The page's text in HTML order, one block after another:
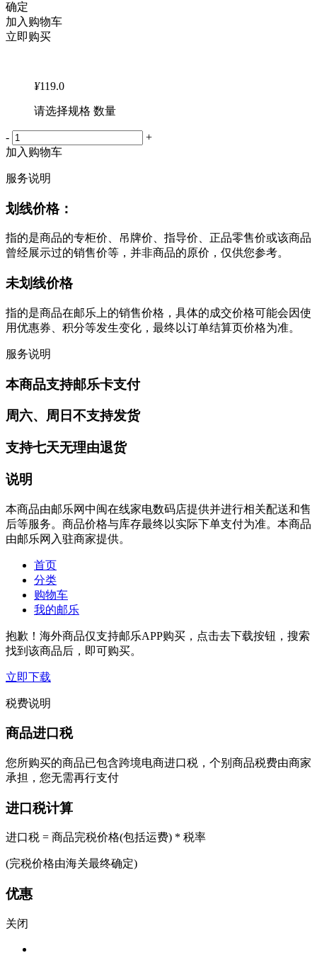
确定
加入购物车
立即购买
¥119.0
请选择规格 数量
-
+
加入购物车
服务说明
划线价格：
指的是商品的专柜价、吊牌价、指导价、正品零售价或该商品
曾经展示过的销售价等，并非商品的原价，仅供您参考。
未划线价格
指的是商品在邮乐上的销售价格，具体的成交价格可能会因使
用优惠券、积分等发生变化，最终以订单结算页价格为准。
服务说明
本商品支持邮乐卡支付
周六、周日不支持发货
支持七天无理由退货
说明
本商品由邮乐网中闽在线家电数码店提供并进行相关配送和售
后等服务。商品价格与库存最终以实际下单支付为准。本商品
由邮乐网入驻商家提供。
首页
分类
购物车
我的邮乐
抱歉！海外商品仅支持邮乐APP购买，点击去下载按钮，搜索
找到该商品后，即可购买。
立即下载
税费说明
商品进口税
您所购买的商品已包含跨境电商进口税，个别商品税费由商家
承担，您无需再行支付
进口税计算
进口税 = 商品完税价格(包括运费) * 税率
(完税价格由海关最终确定)
优惠
关闭